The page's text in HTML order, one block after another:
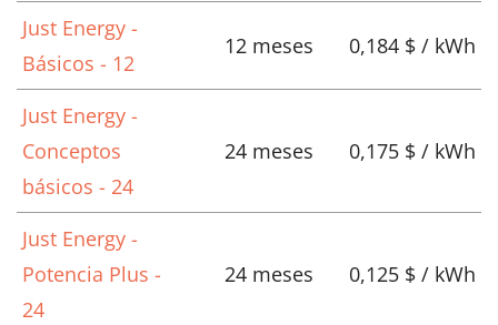
Just Energy -
Básicos - 12
12 meses 0,184 $ / kWh
Just Energy -
Conceptos
básicos - 24
24 meses 0,175 $ / kWh
Just Energy -
Potencia Plus -
24
24 meses 0,125 $ / kWh